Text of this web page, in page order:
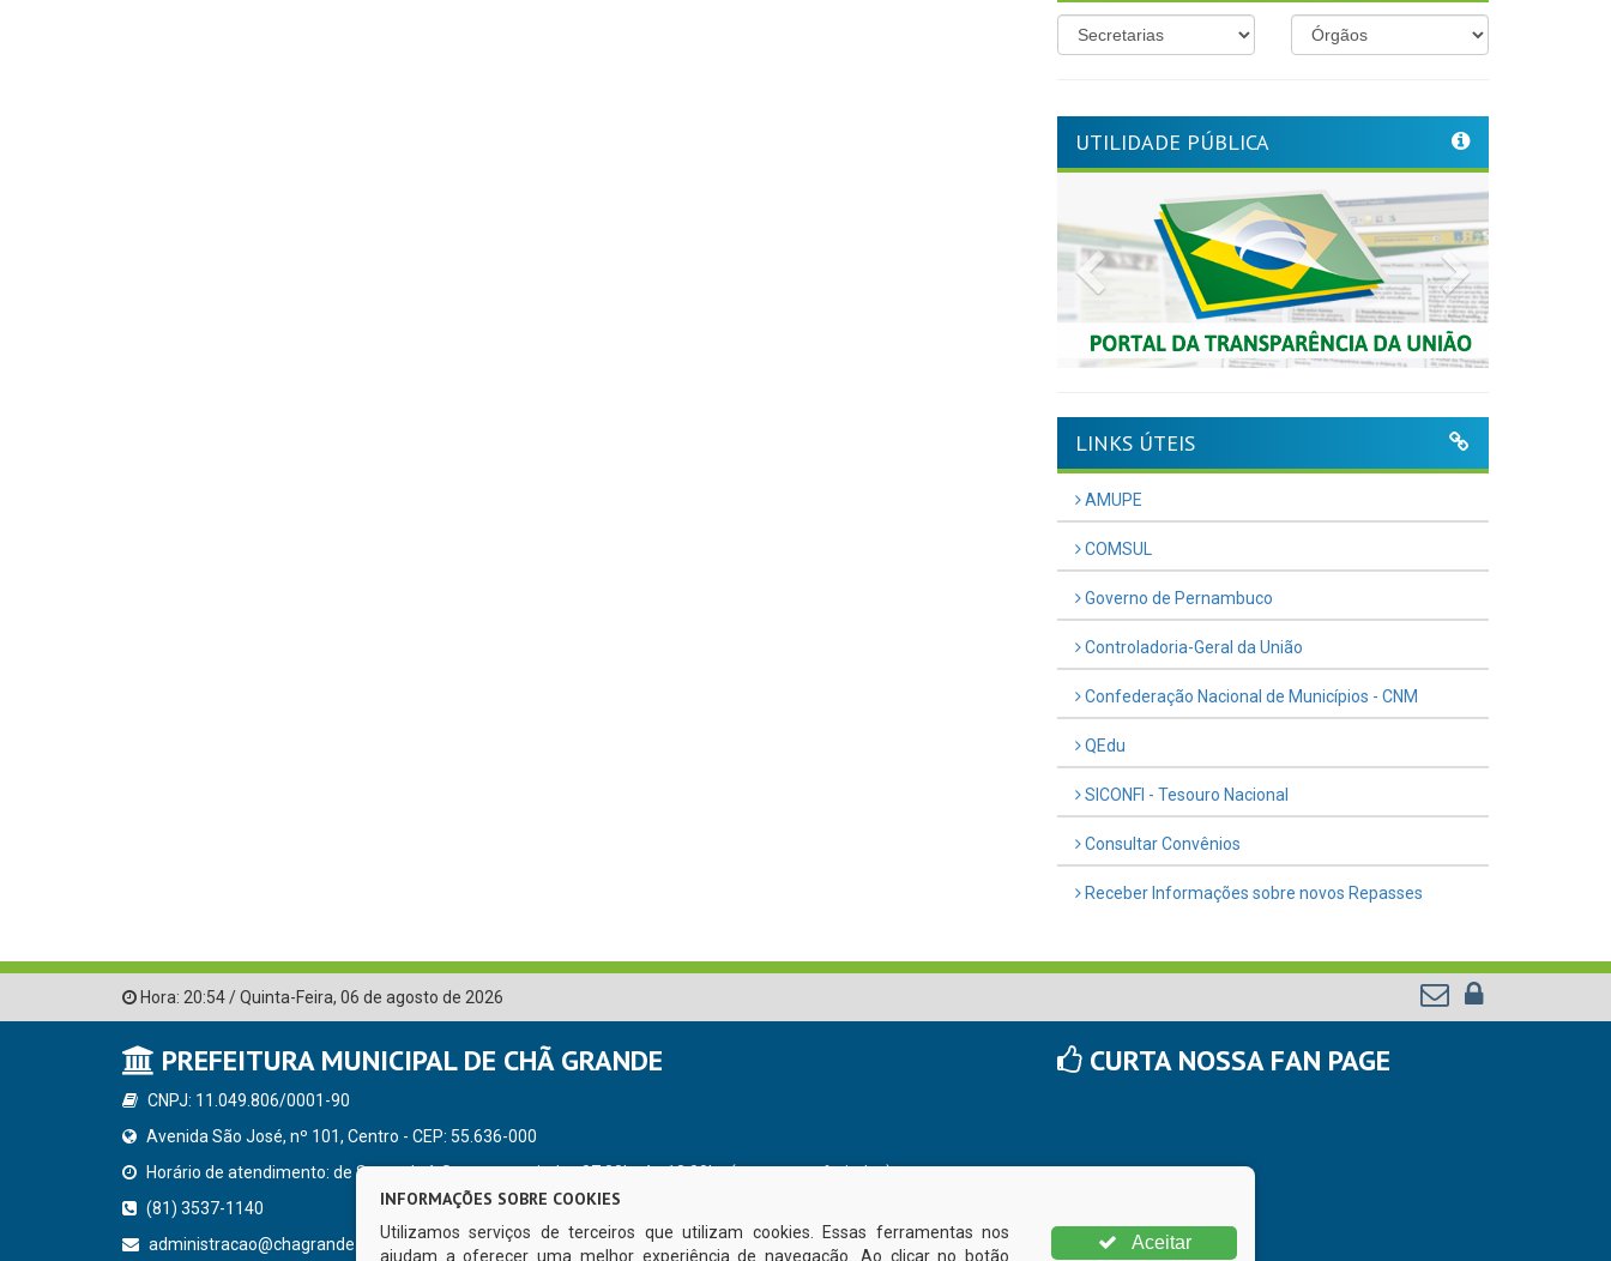
UTILIDADE PÚBLICA
Previous
LINKS ÚTEIS
AMUPE
COMSUL
Governo de Pernambuco
Controladoria-Geral da União
Confederação Nacional de Municípios - CNM
QEdu
SICONFI - Tesouro Nacional
Consultar Convênios
Receber Informações sobre novos Repasses
Hora: 20:54/Quinta-Feira, 06 de agosto de 2026
PREFEITURA MUNICIPAL DE CHÃ GRANDE
CNPJ: 11.049.806/0001-90
Avenida São José, nº 101, Centro - CEP: 55.636-000
Horário de atendimento: de Segunda à Sexta, a partir das 07:00hs às 13:00hs (exceto nos feriados)
(81) 3537-1140
administracao@chagrande.pe.gov.br
CURTA NOSSA FAN PAGE
INFORMAÇÕES SOBRE COOKIES
Utilizamos serviços de terceiros que utilizam cookies. Essas ferramentas nos
ajudam a oferecer uma melhor experiência de navegação. Ao clicar no botão
Aceitar